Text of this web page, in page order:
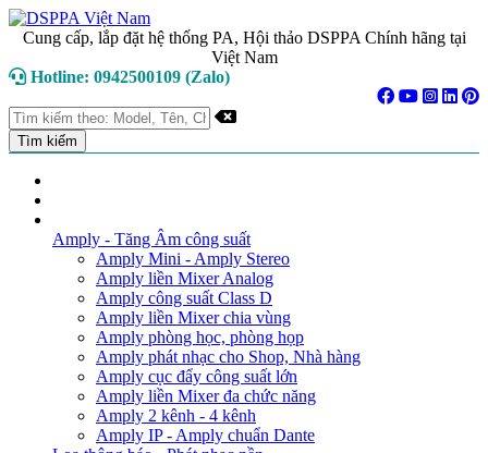
Cung cấp, lắp đặt hệ thống PA, Hội thảo DSPPA Chính hãng tại
Việt Nam
Hotline: 0942500109 (Zalo)
Amply - Tăng Âm công suất
Amply Mini - Amply Stereo
Amply liền Mixer Analog
Amply công suất Class D
Amply liền Mixer chia vùng
Amply phòng học, phòng họp
Amply phát nhạc cho Shop, Nhà hàng
Amply cục đẩy công suất lớn
Amply liền Mixer đa chức năng
Amply 2 kênh - 4 kênh
Amply IP - Amply chuẩn Dante